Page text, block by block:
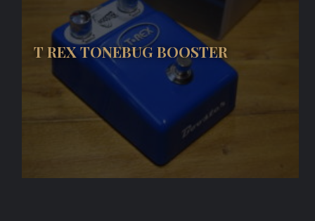
T REX TONEBUG BOOSTER